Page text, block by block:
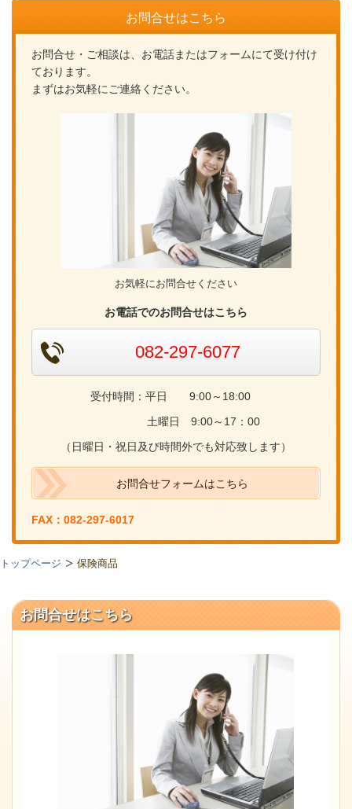
お問合せはこちら
お問合せ・ご相談は、お電話またはフォームにて受け付け
ております。
まずはお気軽にご連絡ください。
お気軽にお問合せください
お電話でのお問合せはこちら
082-297-6077
受付時間：平日 9:00～18:00
土曜日 9:00～17：00
（日曜日・祝日及び時間外でも対応致します）
お問合せフォームはこちら
FAX：082-297-6017
トップページ 保険商品
お問合せはこちら